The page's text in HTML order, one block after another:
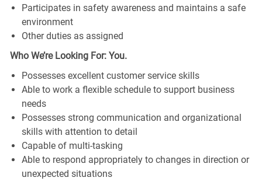
Participates in safety awareness and maintains a safe
environment
Other duties as assigned
Who We’re Looking For: You.
Possesses excellent customer service skills
Able to work a flexible schedule to support business
needs
Possesses strong communication and organizational
skills with attention to detail
Capable of multi-tasking
Able to respond appropriately to changes in direction or
unexpected situations